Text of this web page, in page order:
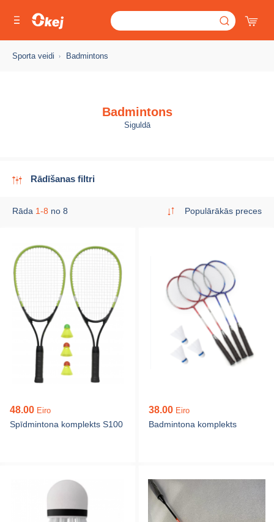
Sporta veidi Badmintons
Badmintons
Siguldā
Rādīšanas filtri
Rāda 1-8 no 8 Populārākās preces
48.00 Eiro
Spīdmintona komplekts S100
38.00 Eiro
Badmintona komplekts